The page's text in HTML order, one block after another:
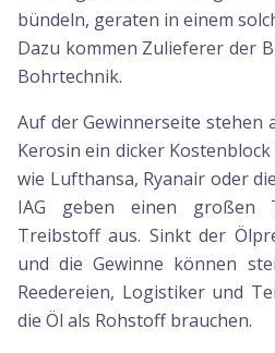
bündeln, geraten in einem
Dazu kommen Zulieferer der
Bohrtechnik.
Auf der Gewinnerseite stehen
Kerosin ein dicker
wie Lufthansa, Ryanair oder
IAG geben einen großen
Treibstoff aus. Sinkt der
und die Gewinne können
Reedereien, Logistiker und
die Öl als Rohstoff brauchen.